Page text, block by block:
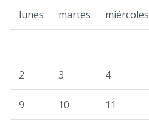
lunes martes miércoles
2 3 4
9 10 11